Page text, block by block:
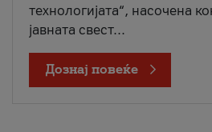
технологијата“, насочена
јавната свест...
Дознај повеќе